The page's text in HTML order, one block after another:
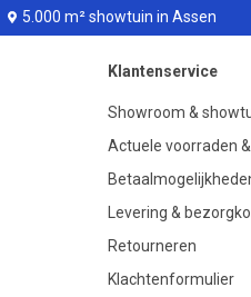
5.000 m² showtuin in Assen
Klantenservice
Showroom &
Actuele voorraden
Levering &
Retourneren
Klachtenformulier